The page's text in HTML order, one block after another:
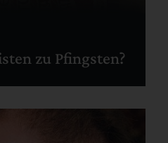
zu Pfingsten?